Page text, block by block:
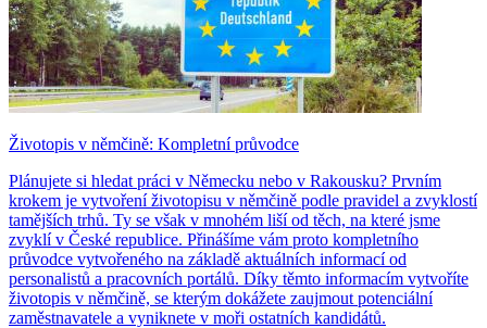
Životopis v němčině: Kompletní průvodce
Plánujete si hledat práci v Německu nebo v Rakousku? Prvním
krokem je vytvoření životopisu v němčině podle pravidel a zvyklostí
tamějších trhů. Ty se však v mnohém liší od těch, na které jsme
zvyklí v České republice. Přinášíme vám proto kompletního
průvodce vytvořeného na základě aktuálních informací od
personalistů a pracovních portálů. Díky těmto informacím vytvoříte
životopis v němčině, se kterým dokážete zaujmout potenciální
zaměstnavatele a vyniknete v moři ostatních kandidátů.